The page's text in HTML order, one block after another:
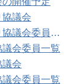
議会
会委員一覧
会委員一覧
議会
会委員一覧